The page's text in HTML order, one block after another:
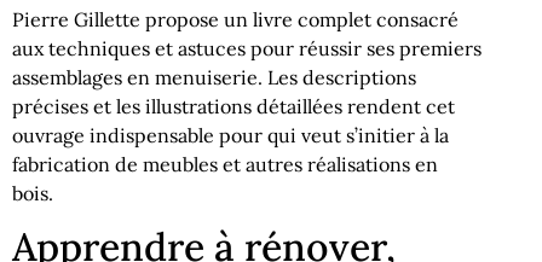
Pierre Gillette propose un livre complet consacré
aux techniques et astuces pour réussir ses premiers
assemblages en menuiserie. Les descriptions
précises et les illustrations détaillées rendent cet
ouvrage indispensable pour qui veut s’initier à la
fabrication de meubles et autres réalisations en
bois.
Apprendre à rénover,